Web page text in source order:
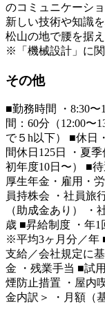
のコミュニケーシ
新しい技術や知識
松山の地で腰を据
※「機械設計」に
その他
■勤務時間 ・8:30
間：60分（12:00〜
で５h以下） ■休日
間休日125日 ・夏
初年度10日〜） ■
厚生年金・雇用・
員持株会 ・社員旅
（助成金あり） ・
歳 ■昇給制度 ・年1
※平均3ヶ月分／年
支給／会社規定に
金 ・残業手当 ■試
煙防止措置 ・屋内
金内訳＞ ・月額（